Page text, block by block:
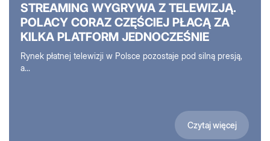
STREAMING WYGRYWA Z TELEWIZJĄ.
POLACY CORAZ CZĘŚCIEJ PŁACĄ ZA
KILKA PLATFORM JEDNOCZEŚNIE
Rynek płatnej telewizji w Polsce pozostaje pod silną presją,
a...
Czytaj więcej